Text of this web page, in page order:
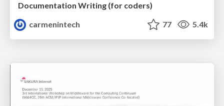
Documentation Writing (for coders)
carmenintech
77 5.4k